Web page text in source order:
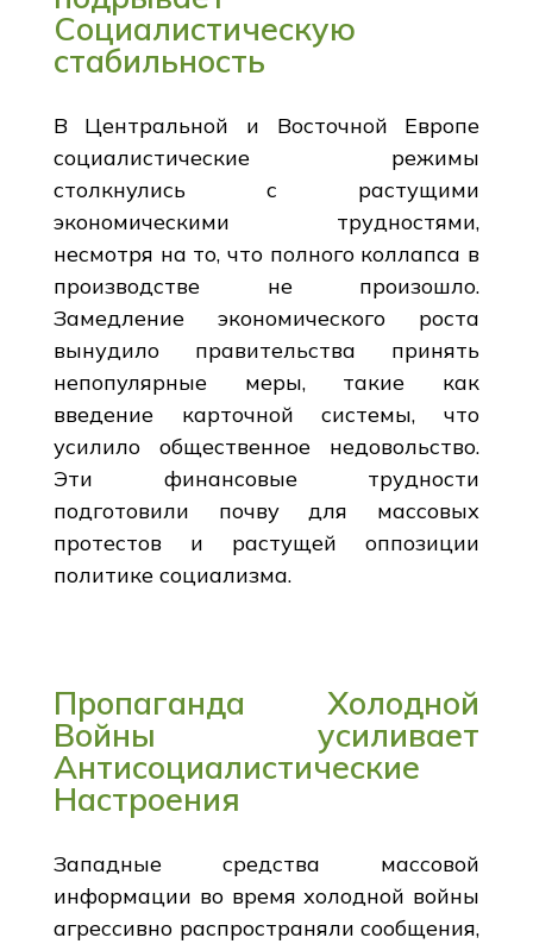
Социалистическую
стабильность
В Центральной и Восточной Европе
социалистические режимы
столкнулись с растущими
экономическими трудностями,
несмотря на то, что полного коллапса в
производстве не произошло.
Замедление экономического роста
вынудило правительства принять
непопулярные меры, такие как
введение карточной системы, что
усилило общественное недовольство.
Эти финансовые трудности
подготовили почву для массовых
протестов и растущей оппозиции
политике социализма.
Пропаганда Холодной
Войны усиливает
Антисоциалистические
Настроения
Западные средства массовой
информации во время холодной войны
агрессивно распространяли сообщения,